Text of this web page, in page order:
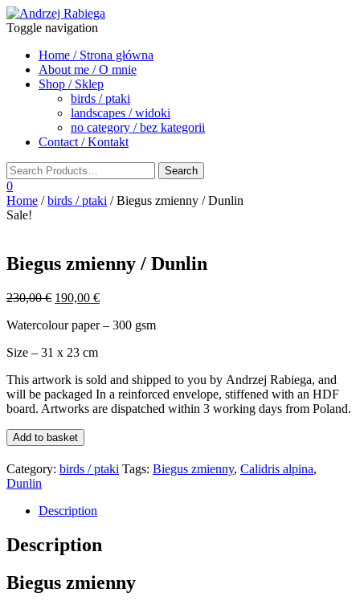
Toggle navigation
Home / Strona główna
About me / O mnie
Shop / Sklep
birds / ptaki
landscapes / widoki
no category / bez kategorii
Contact / Kontakt
0
Home /birds / ptaki / Biegus zmienny / Dunlin
Sale!
Biegus zmienny / Dunlin
230,00€ Original
was:
190,00 €Current
is:
Watercolour paper – 300 gsm
Size – 31 x 23 cm
This artwork is sold and shipped to you by Andrzej Rabiega, and
will be packaged In a reinforced envelope, stiffened with an HDF
board. Artworks are dispatched within 3 working days from Poland.
Biegus
zmienny
/
Dunlin
quantity
Add to basket
Category: birds / ptaki Tags: Biegus zmienny, Calidris alpina,
Dunlin
Description
Description
Biegus zmienny